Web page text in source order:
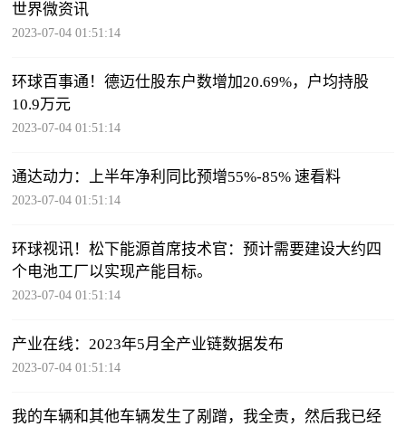
世界微资讯
2023-07-04 01:51:14
环球百事通！德迈仕股东户数增加20.69%，户均持股
10.9万元
2023-07-04 01:51:14
通达动力：上半年净利同比预增55%-85% 速看料
2023-07-04 01:51:14
环球视讯！松下能源首席技术官：预计需要建设大约四
个电池工厂以实现产能目标。
2023-07-04 01:51:14
产业在线：2023年5月全产业链数据发布
2023-07-04 01:51:14
我的车辆和其他车辆发生了剐蹭，我全责，然后我已经